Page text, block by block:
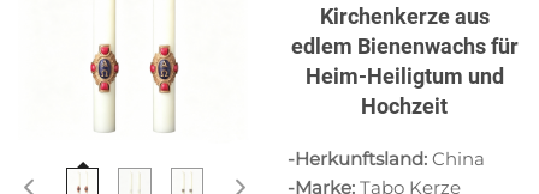
Kirchenkerze aus
edlem Bienenwachs für
Heim-Heiligtum und
Hochzeit
-Herkunftsland: China
-Marke: Tabo Kerze